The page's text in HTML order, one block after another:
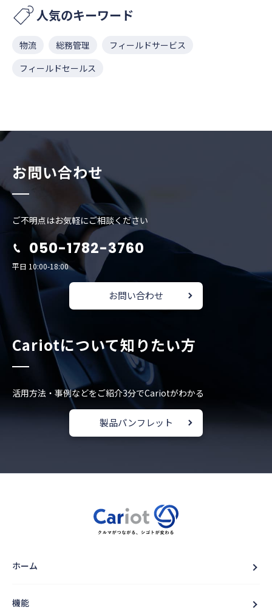
人気のキーワード
物流 総務管理
フィールドサービス
フィールドセールス
お問い合わせ
ご不明点はお気軽にご相談ください
050-1782-3760
平日 10:00-18:00
お問い合わせ
Cariotについて知りたい方
活用方法・事例などをご紹介3分でCariotがわかる
製品パンフレット
ホーム
機能